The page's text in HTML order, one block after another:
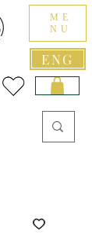
ENG
ME
NU